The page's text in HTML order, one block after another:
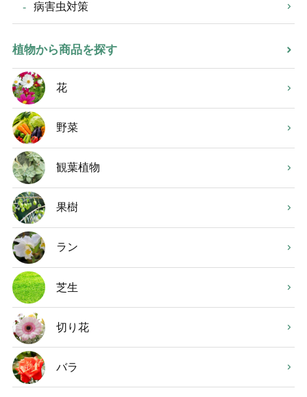
病害虫対策
植物から商品を探す
花
野菜
観葉植物
果樹
ラン
芝生
切り花
バラ